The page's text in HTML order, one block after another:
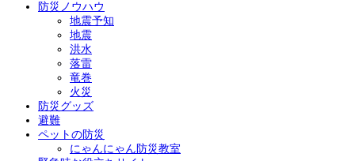
防災ノウハウ
地震予知
地震
洪水
落雷
竜巻
火災
防災グッズ
避難
ペットの防災
にゃんにゃん防災教室